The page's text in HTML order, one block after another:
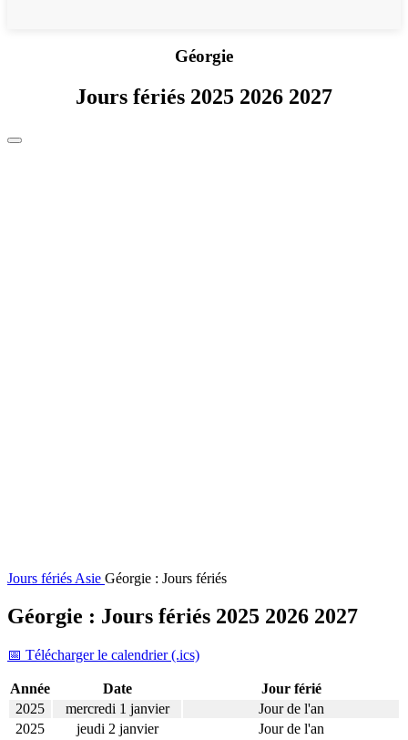
Géorgie
Jours fériés 2025 2026 2027
Jours fériés Asie Géorgie : Jours fériés
Géorgie : Jours fériés 2025 2026 2027
📅 Télécharger le calendrier (.ics)
Année Date
Jour férié
2025
mercredi 1 janvier
Jour de l'an
2025
jeudi 2 janvier
Jour de l'an